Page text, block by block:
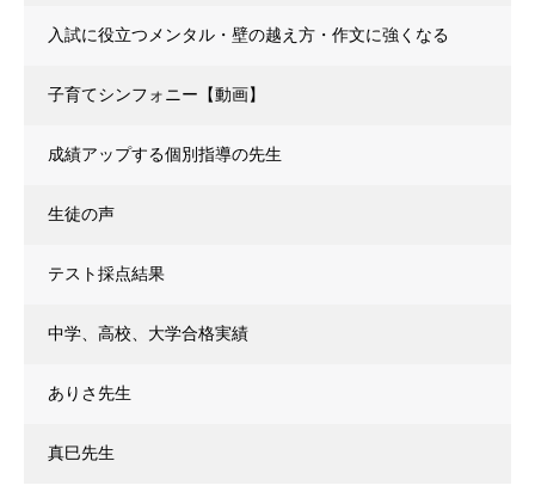
入試に役立つメンタル・壁の越え方・作文に強くなる
子育てシンフォニー【動画】
成績アップする個別指導の先生
生徒の声
テスト採点結果
中学、高校、大学合格実績
ありさ先生
真巳先生